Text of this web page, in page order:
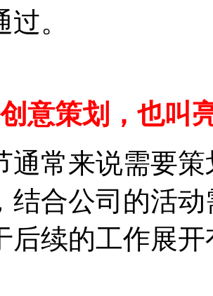
。
意策划，也叫
通常来说需要
结合公司的活
后续的工作展